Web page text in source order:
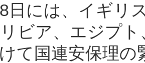
には、イギリ
ビア、エジプ
て国連安保理